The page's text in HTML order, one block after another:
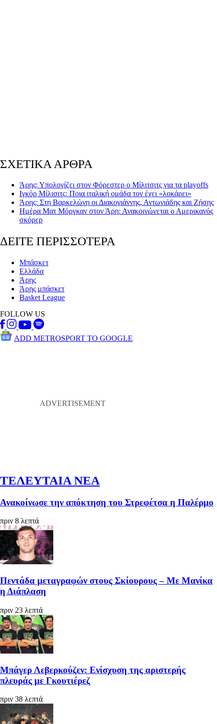
ΣΧΕΤΙΚΑ ΑΡΘΡΑ
Άρης: Υπολογίζει στον Φόρεστερ ο Μίλιτσιτς για τα playoffs
Ιγκόρ Μίλισιτς: Ποια ιταλική ομάδα τον έχει «λοκάρει»
Άρης: Στη Βαρκελώνη οι Διακογιάννης, Αντωνιάδης και Ζήσης
Ημέρα Ματ Μόργκαν στον Άρη: Ανακοινώνεται ο Αμερικανός
σκόρερ
ΔΕΙΤΕ ΠΕΡΙΣΣΟΤΕΡΑ
Μπάσκετ
Ελλάδα
Άρης
Άρης μπάσκετ
Basket League
FOLLOW US
ADD METROSPORT TO GOOGLE
ΤΕΛΕΥΤΑΙΑ ΝΕΑ
Ανακοίνωσε την απόκτηση του Στρεφέτσα η Παλέρμο
πριν 8 λεπτά
Πεντάδα μεταγραφών στους Σκίουρους – Με Μανίκα
η Διάπλαση
πριν 23 λεπτά
Μπάγερ Λεβερκούζεν: Ενίσχυση της αριστερής
πλευράς με Γκουτιέρεζ
πριν 38 λεπτά